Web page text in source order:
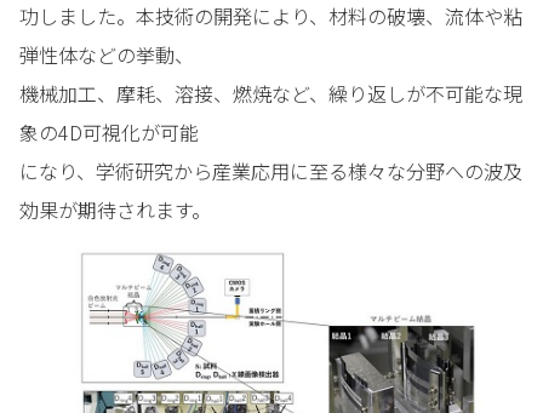
功しました。本技術の開発により、材料の破壊、流体や粘
弾性体などの挙動、
機械加工、摩耗、溶接、燃焼など、繰り返しが不可能な現
象の4D可視化が可能
になり、学術研究から産業応用に至る様々な分野への波及
効果が期待されます。